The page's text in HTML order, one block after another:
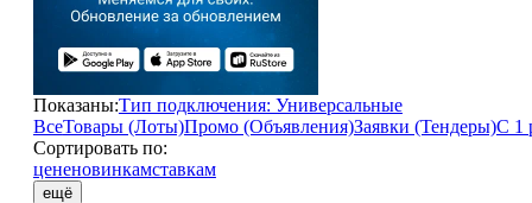
Показаны:Тип подключения: Универсальные
ВсеТовары (Лоты)Промо (Объявления)Заявки (Тендеры)С 1
Сортировать по:
цененовинкамставкам
ещё